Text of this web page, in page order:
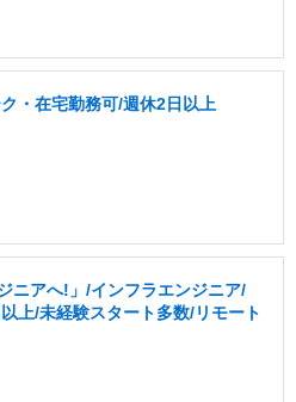
・在宅勤務可/週休2日以上
ニアへ!」/インフラエンジニア/
上/未経験スタート多数/リモート